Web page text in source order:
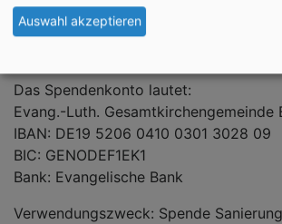
übernehmen. 39.135€ haben wir
12. Dez. 2025). Haben Sie Lust uns
Das Spendenkonto lautet:
Evang.-Luth. Gesamtkirchengemeinde
IBAN: DE19 5206 0410 0301 3028 09
BIC: GENODEF1EK1
Bank: Evangelische Bank
Verwendungszweck: Spende
Auswahl akzeptieren